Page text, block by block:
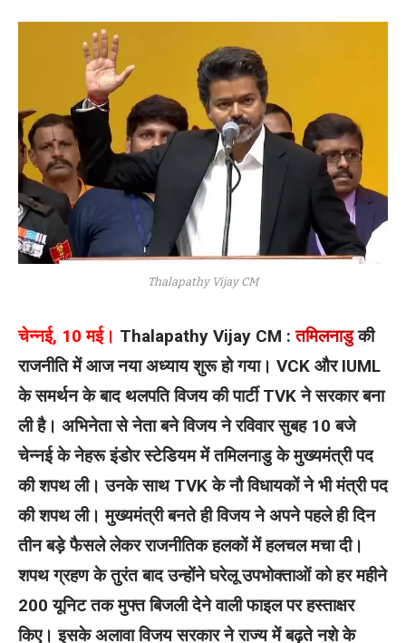
Thalapathy Vijay CM
चेन्नई, 10 मई। Thalapathy Vijay CM :तमिलनाडुकी
राजनीति में आज नया अध्याय शुरू हो गया। VCK और IUML
के समर्थन के बाद थलपति विजय की पार्टी TVK ने सरकार बना
ली है। अभिनेता से नेता बने विजय ने रविवार सुबह 10 बजे
चेन्नई के नेहरू इंडोर स्टेडियम में तमिलनाडु के मुख्यमंत्री पद
की शपथ ली। उनके साथ TVK के नौ विधायकों ने भी मंत्री पद
की शपथ ली। मुख्यमंत्री बनते ही विजय ने अपने पहले ही दिन
तीन बड़े फैसले लेकर राजनीतिक हलकों में हलचल मचा दी।
शपथ ग्रहण के तुरंत बाद उन्होंने घरेलू उपभोक्ताओं को हर महीने
200 यूनिट तक मुफ्त बिजली देने वाली फाइल पर हस्ताक्षर
किए। इसके अलावा विजय सरकार ने राज्य में बढ़ते नशे के